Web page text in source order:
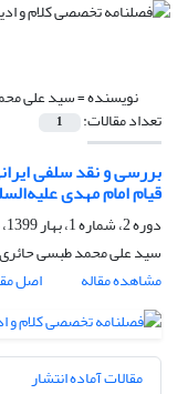
نویسنده =سید علی
تعداد مقالات: 1
بررسی و نقد سلفی
قیام امام مهدی
دوره 2، شماره 1، بهار 1399، صفحه
سید علی محمد طبسی حائری
مشاهده مقاله
اصل
مقالات آماده انتشار